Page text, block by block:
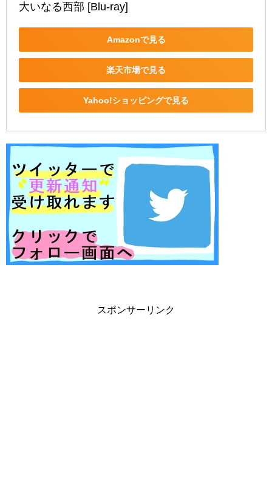
大いなる西部 [Blu-ray]
Amazonで見る
楽天市場で見る
Yahoo!ショッピングで見る
スポンサーリンク